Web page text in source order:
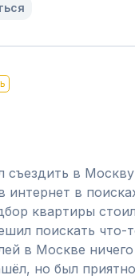
в
интернет в
квартиры
поискать
в Москве
но был